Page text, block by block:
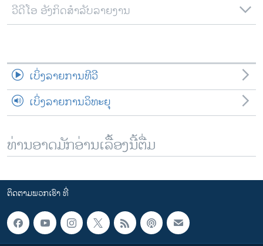
ວີດີໂອ ອັງກິດສຳລັບລາຍງານ
ເບິ່ງລາຍການທີວີ
ເບິ່ງລາຍການວິທະຍຸ
ທ່ານອາດມັກອ່ານເລື້ອງນີ້ຕື່ມ
ຕິດຕາມພວກເຮົາ ທີ່